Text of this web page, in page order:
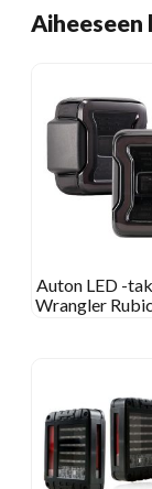
Auton LED -
Wrangler